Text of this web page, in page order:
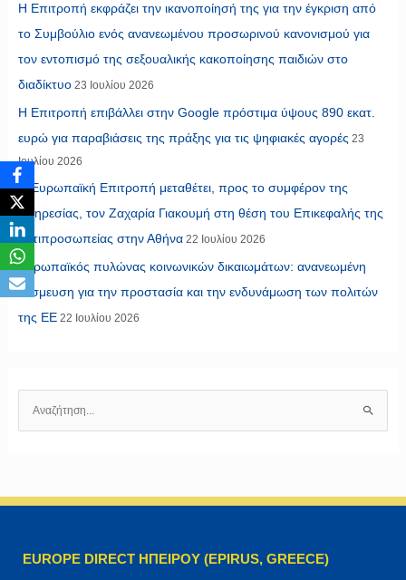
Η Επιτροπή εκφράζει την ικανοποίησή της για την έγκριση από
το Συμβούλιο ενός ανανεωμένου προσωρινού κανονισμού για
τον εντοπισμό της σεξουαλικής κακοποίησης παιδιών στο
διαδίκτυο 23 Ιουλίου 2026
Η Επιτροπή επιβάλλει στην Google πρόστιμα ύψους 890 εκατ.
ευρώ για παραβιάσεις της πράξης για τις ψηφιακές αγορές 23
Ιουλίου 2026
Η Ευρωπαϊκή Επιτροπή μεταθέτει, προς το συμφέρον της
υπηρεσίας, τον Ζαχαρία Γιακουμή στη θέση του Επικεφαλής της
Αντιπροσωπείας στην Αθήνα 22 Ιουλίου 2026
Ευρωπαϊκός πυλώνας κοινωνικών δικαιωμάτων: ανανεωμένη
δέσμευση για την προστασία και την ενδυνάμωση των πολιτών
της ΕΕ 22 Ιουλίου 2026
EUROPE DIRECT ΗΠΕΙΡΟΥ (EPIRUS, GREECE)